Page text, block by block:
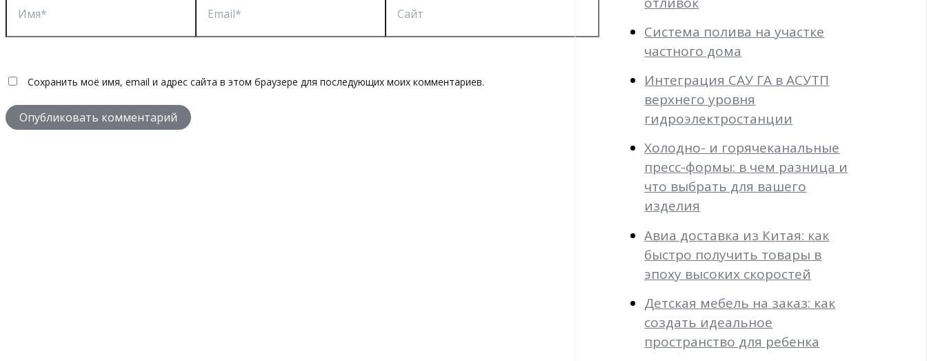
Сохранить моё имя, email и адрес сайта в этом браузере для последующих моих комментариев.
Система полива на участке
частного дома
Интеграция САУ ГА в АСУТП
верхнего уровня
гидроэлектростанции
Холодно- и горячеканальные
пресс-формы: в чем разница и
что выбрать для вашего
изделия
Авиа доставка из Китая: как
быстро получить товары в
эпоху высоких скоростей
Детская мебель на заказ: как
создать идеальное
пространство для ребенка